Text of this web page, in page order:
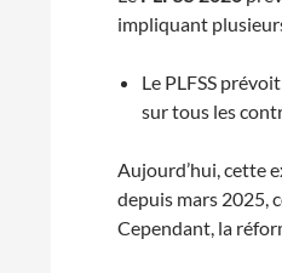
impliquant
Le PLFSS
sur tous les
Aujourd’hui, cette
depuis mars 2025,
Cependant, la